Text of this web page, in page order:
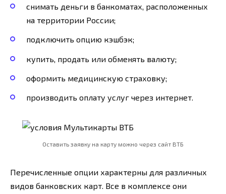
снимать деньги в банкоматах, расположенных
на территории России;
подключить опцию кэшбэк;
купить, продать или обменять валюту;
оформить медицинскую страховку;
производить оплату услуг через интернет.
Оставить заявку на карту можно через сайт ВТБ
Перечисленные опции характерны для различных
видов банковских карт. Все в комплексе они